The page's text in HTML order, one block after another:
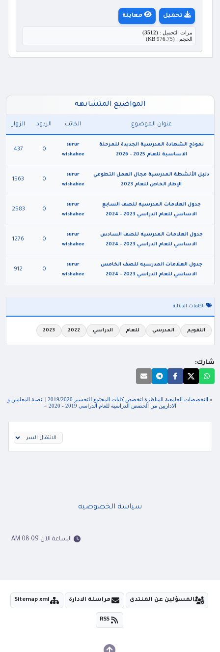
تحميل معاينة
مرات التحميل : (3512
)
الحجم : (976.75 KB)
المواضيع المتشابهه
عنوان الموضوع الكاتب الردود الزوار
نموذج الشهادة المدرسية الجديدة للمرحلة
الاساسية للعام 2025 - 2026
surur
wishahee
0
437
دليل الأنشطة المدرسية مجال العمل التطوعي
الإطار الخاص للعام 2023
surur
wishahee
0
1563
جدول العلامات المدرسيه للصف السابع
الاساسي للعام الدراسي 2023 - 2024
surur
wishahee
0
2583
جدول العلامات المدرسيه للصف السادس
الاساسي للعام الدراسي 2023 - 2024
surur
wishahee
0
1276
جدول العلامات المدرسيه للصف الخامس
الاساسي للعام الدراسي 2023 - 2024
surur
wishahee
0
912
الكلمات الدلالية
التقويم المدرسي للعام الدراسي 2022
2023
شارك:
« التخصصات الجامعية المناظرة لتخصص كليات المجتمع للتجسير 2019/2020 | انصبة المعلمين و
الاداريين من الحصص الدراسية للعام الدراسي 2019 - 2020
»
سياسة الخصوصيه
الساعة الآن 08:09 AM
المسؤلين عن المنتدى مراسلة الادارة Sitemap xml
RSS